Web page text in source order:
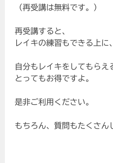
（再受講は無料です。）
再受講すると、
レイキの練習もできる上に、
自分もレイキをしてもらえ
とってもお得ですよ。
是非ご利用ください。
もちろん、質問もたくさん